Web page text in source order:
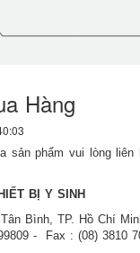
Hàng
sản phẩm vui lòng
BỊ Y SINH
Bình, TP. Hồ Chí
- Fax : (08) 3810